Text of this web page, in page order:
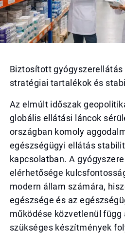
Biztosított gyógyszerellátás
stratégiai tartalékok és
Az elmúlt időszak
globális ellátási láncok
országban komoly
egészségügyi ellátás
kapcsolatban. A
elérhetősége
modern állam számára,
egészsége és az
működése közvetlenül függ
szükséges készítmények